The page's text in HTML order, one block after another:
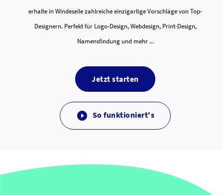
erhalte in Windeseile zahlreiche einzigartige Vorschläge von Top-
Designern. Perfekt für Logo-Design, Webdesign, Print-Design,
Namensfindung und mehr ...
Jetzt starten
 So funktioniert's